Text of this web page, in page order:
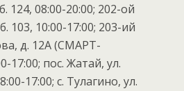
124, 08:00-20:00; 202-ой
103, 10:00-17:00; 203-ий
д. 12А (СМАРТ-
17:00; пос. Жатай, ул.
17:00; с. Тулагино, ул.